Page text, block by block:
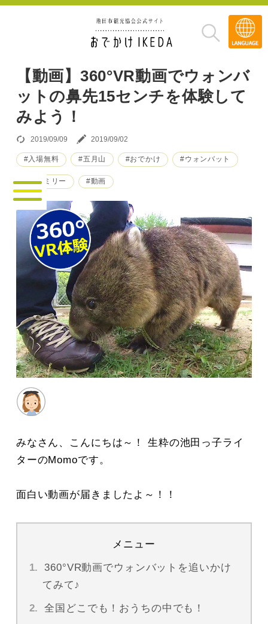
【動画】360°VR動画でウォンバ
ットの鼻先15センチを体験して
みよう！
2019/09/09 2019/09/02
#入場無料 #五月山 #おでかけ #ウォンバット
#ファミリー #動画
みなさん、こんにちは～！ 生粋の池田っ子ライ
ターのMomoです。
面白い動画が届きましたよ～！！
メニュー
360°VR動画でウォンバットを追いかけ
てみて♪
全国どこでも！おうちの中でも！
»